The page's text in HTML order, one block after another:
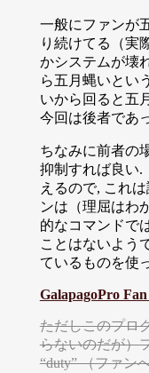
一般にファンが
り続けてる（実
かシステムが壊
ら五月蝿いとい
いから回ると五
今回は後者であ
ちなみに前者の
抑制すれば良い.
えるので, これ
ンは（理屈はわ
的なコマンドで
ことはないよう
ているものを使
GalapagoPro
ただしこのプロ
らないのだが）
“duty” （ファン